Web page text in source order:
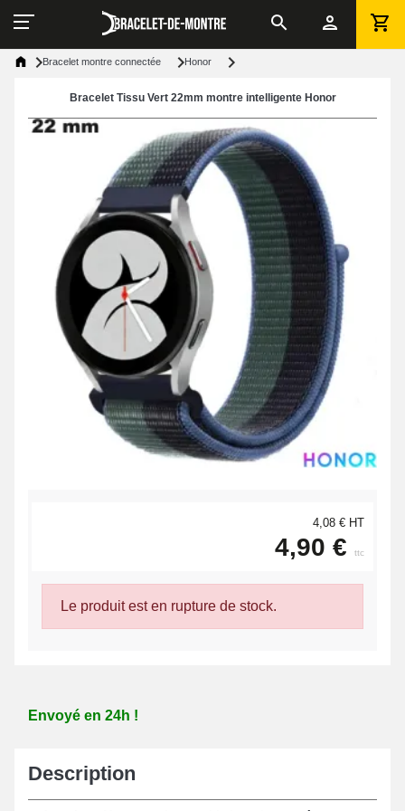
Bracelet montre connectée Honor
Bracelet Tissu Vert 22mm montre intelligente Honor
4,08 € HT
4,90 € ttc
Le produit est en rupture de stock.
Envoyé en 24h !
Description